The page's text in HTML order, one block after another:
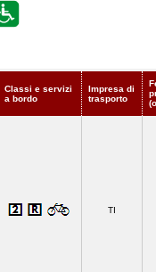
Classi e servizi
a bordo
Impresa di
trasporto
TI